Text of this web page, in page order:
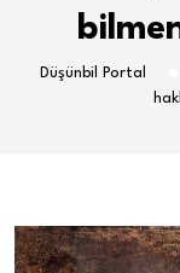
Düşünbil Portal